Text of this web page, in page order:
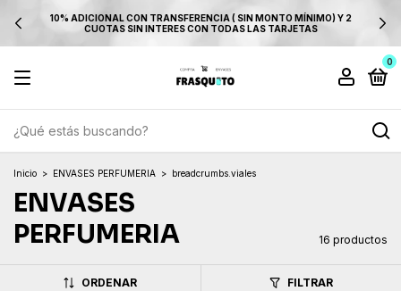
10% ADICIONAL CON TRANSFERENCIA ( SIN MONTO MÍNIMO) Y 2
CUOTAS SIN INTERES CON TODAS LAS TARJETAS
0
Inicio > ENVASES PERFUMERIA > breadcrumbs.viales
ENVASES
PERFUMERIA
16 productos
ORDENAR FILTRAR